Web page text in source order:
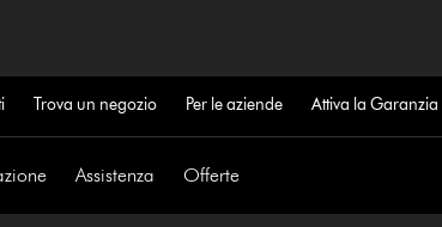
Trova un negozio Per le aziende Attiva la
Assistenza Offerte